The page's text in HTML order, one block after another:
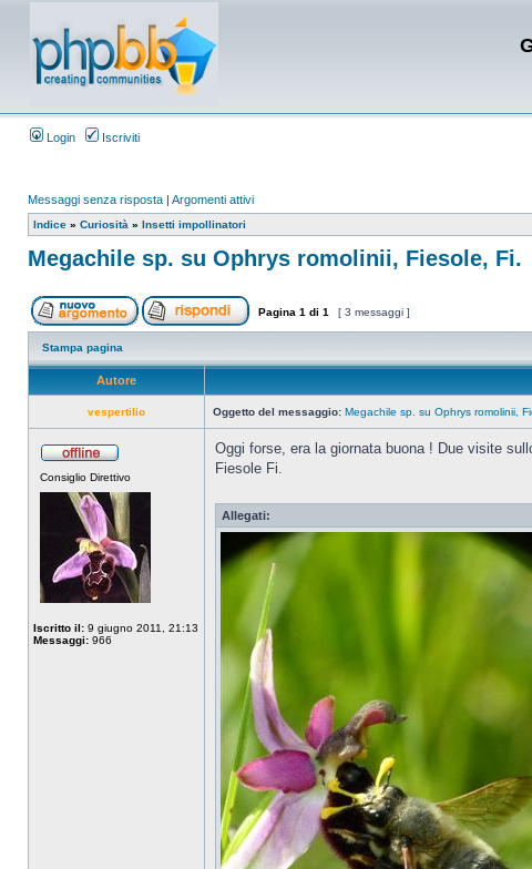
Login Iscriviti
Messaggi senza risposta | Argomenti attivi
Indice » Curiosità » Insetti impollinatori
Megachile sp. su Ophrys romolinii, Fiesole, Fi.
Pagina 1 di 1 [ 3 messaggi ]
Stampa pagina
Autore
vespertilio Oggetto del messaggio: Megachile sp. su Ophrys romolinii,
Consiglio Direttivo
Iscritto il: 9 giugno 2011, 21:13
Messaggi: 966
Oggi forse, era la giornata buona ! Due visite
Fiesole Fi.
Allegati: